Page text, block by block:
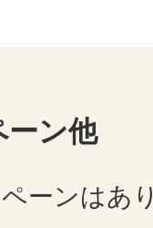
ーン他
ーンはあ